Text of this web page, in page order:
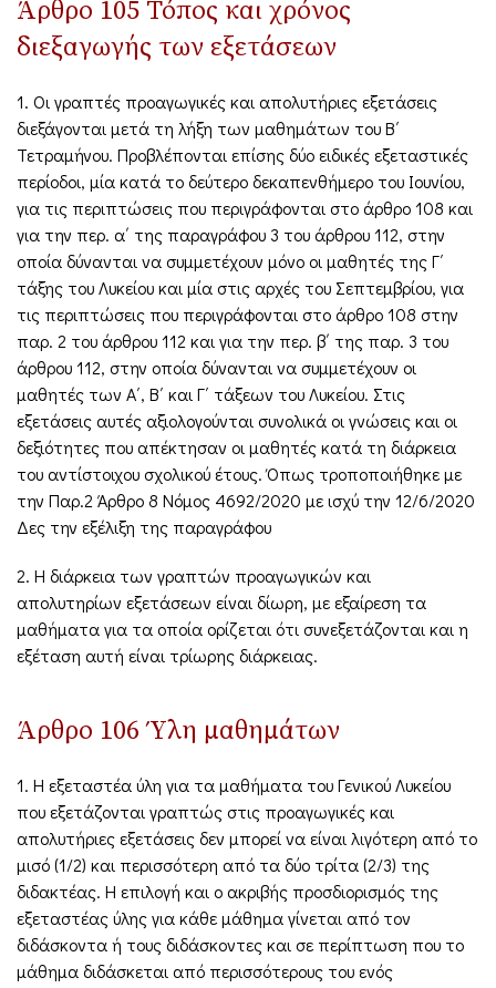
Άρθρο 105 Τόπος και χρόνος
διεξαγωγής των εξετάσεων
1. Οι γραπτές προαγωγικές και απολυτήριες εξετάσεις
διεξάγονται μετά τη λήξη των μαθημάτων του Β΄
Τετραμήνου. Προβλέπονται επίσης δύο ειδικές εξεταστικές
περίοδοι, μία κατά το δεύτερο δεκαπενθήμερο του Ιουνίου,
για τις περιπτώσεις που περιγράφονται στο άρθρο 108 και
για την περ. α΄ της παραγράφου 3 του άρθρου 112, στην
οποία δύνανται να συμμετέχουν μόνο οι μαθητές της Γ΄
τάξης του Λυκείου και μία στις αρχές του Σεπτεμβρίου, για
τις περιπτώσεις που περιγράφονται στο άρθρο 108 στην
παρ. 2 του άρθρου 112 και για την περ. β΄ της παρ. 3 του
άρθρου 112, στην οποία δύνανται να συμμετέχουν οι
μαθητές των Α΄, Β΄ και Γ΄ τάξεων του Λυκείου. Στις
εξετάσεις αυτές αξιολογούνται συνολικά οι γνώσεις και οι
δεξιότητες που απέκτησαν οι μαθητές κατά τη διάρκεια
του αντίστοιχου σχολικού έτους. Όπως τροποποιήθηκε με
την Παρ.2 Άρθρο 8 Νόμος 4692/2020 με ισχύ την 12/6/2020
Δες την εξέλιξη της παραγράφου
2. Η διάρκεια των γραπτών προαγωγικών και
απολυτηρίων εξετάσεων είναι δίωρη, με εξαίρεση τα
μαθήματα για τα οποία ορίζεται ότι συνεξετάζονται και η
εξέταση αυτή είναι τρίωρης διάρκειας.
Άρθρο 106 Ύλη μαθημάτων
1. Η εξεταστέα ύλη για τα μαθήματα του Γενικού Λυκείου
που εξετάζονται γραπτώς στις προαγωγικές και
απολυτήριες εξετάσεις δεν μπορεί να είναι λιγότερη από το
μισό (1/2) και περισσότερη από τα δύο τρίτα (2/3) της
διδακτέας. Η επιλογή και ο ακριβής προσδιορισμός της
εξεταστέας ύλης για κάθε μάθημα γίνεται από τον
διδάσκοντα ή τους διδάσκοντες και σε περίπτωση που το
μάθημα διδάσκεται από περισσότερους του ενός